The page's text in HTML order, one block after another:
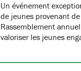
Un événement
de jeunes provenant
Rassemblement
valoriser les jeunes